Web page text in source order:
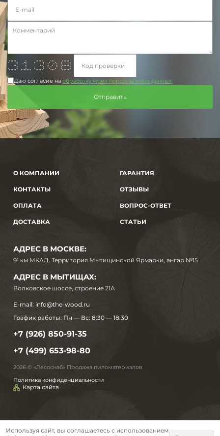
***** * ***** *** *****
* * ** * * * * * *
* * * * * * * * *
** * ** * * * *****
* * * * * * * *
* * * * * * * * *
***** ******* ***** *** *****
Даю согласие на обработку моих персональных данных
О КОМПАНИИ
КОНТАКТЫ
ОПЛАТА
ДОСТАВКА
ГАРАНТИЯ
ОТЗЫВЫ
ВОПРОС-ОТВЕТ
СТАТЬИ
АДРЕС В МОСКВЕ:
91 км МКАД. Территория Мытищинской Ярмарки, ангар №15
АДРЕС В МЫТИЩАХ:
Волковское шоссе, строение 21А
E-mail: info@the-wood.ru
График работы: Пн — Вс: 8:30 — 18:30
+7 (926) 850-91-35
+7 (499) 653-98-80
2026 © «Лесоснаб» Продажа пиломатериалов
Политика конфиденциальности
Карта сайта
Используя сайт, вы соглашаетесь с использованием